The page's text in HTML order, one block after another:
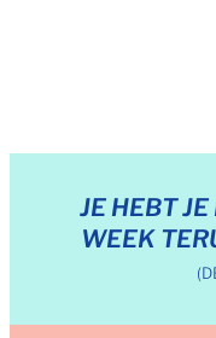
JE HEBT
WEEK